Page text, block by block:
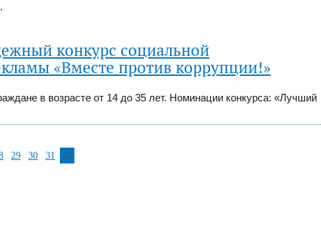
конкурс социальной
«Вместе против коррупции!»
в возрасте от 14 до 35 лет. Номинации конкурса: «Лучший
29 30 31 32